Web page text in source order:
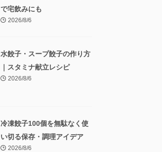
で宅飲みにも
2026/8/6
水餃子・スープ餃子の作り方
｜スタミナ献立レシピ
2026/8/6
冷凍餃子100個を無駄なく使
い切る保存・調理アイデア
2026/8/6